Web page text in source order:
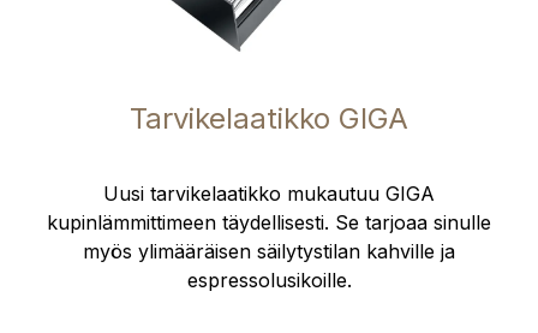
Tarvikelaatikko GIGA
Uusi tarvikelaatikko mukautuu GIGA
kupinlämmittimeen täydellisesti. Se tarjoaa sinulle
myös ylimääräisen säilytystilan kahville ja
espressolusikoille.